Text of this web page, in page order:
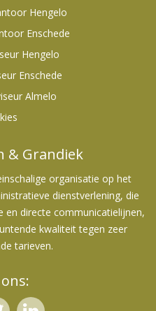
Hengelo
Enschede
Hengelo
Enschede
Almelo
& Grandiek
organisatie op het
dienstverlening, die
en directe communicatielijnen,
kwaliteit tegen zeer
tarieven.